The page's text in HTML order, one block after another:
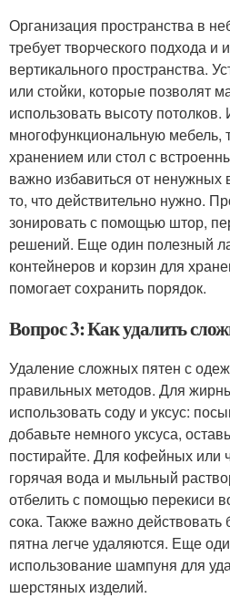
Организация пространства в
требует творческого подхода и
вертикального пространства.
или стойки, которые позволят
использовать высоту потолков.
многофункциональную мебель,
хранением или стол с
важно избавиться от ненужных
то, что действительно нужно.
зонировать с помощью штор,
решений. Еще один полезный
контейнеров и корзин для
помогает сохранить порядок.
Вопрос 3: Как удалить
Удаление сложных пятен с
правильных методов. Для
использовать соду и уксус:
добавьте немного уксуса,
постирайте. Для кофейных или
горячая вода и мыльный
отбелить с помощью перекиси
сока. Также важно действовать
пятна легче удаляются. Еще
использование шампуня для
шерстяных изделий.